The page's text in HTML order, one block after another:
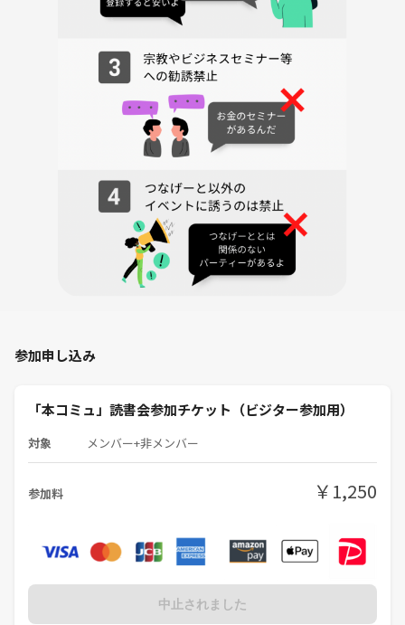
参加申し込み
「本コミュ」読書会参加チケット（ビジター参加用）
対象 メンバー+非メンバー
参加料 ￥1,250
中止されました